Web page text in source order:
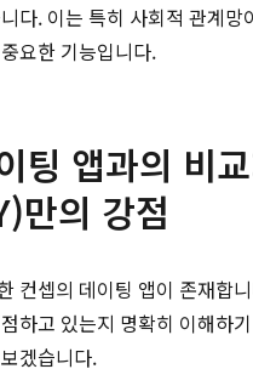
다. 이는 특히 사회적 관계망
요한 기능입니다.
팅 앱과의 비
만의 강점
컨셉의 데이팅 앱이 존재합
하고 있는지 명확히 이해하
겠습니다.